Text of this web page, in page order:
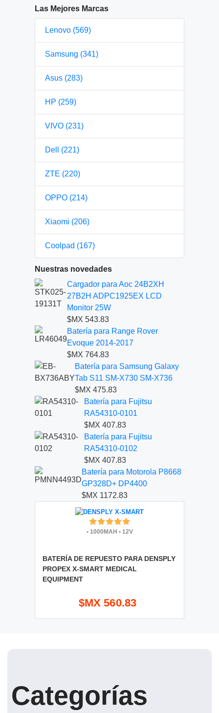
Las Mejores Marcas
Lenovo (569)
Samsung (341)
Asus (283)
HP (259)
VIVO (231)
Dell (221)
ZTE (220)
OPPO (214)
Xiaomi (206)
Coolpad (167)
Nuestras novedades
Cargador para Aoc 24B2XH
27B2H ADPC1925EX LCD
Monitor 25W
$MX 543.83
Batería para Range Rover
Evoque 2014-2017
$MX 764.83
Batería para Samsung Galaxy
Tab S11 SM-X730 SM-X736
$MX 475.83
Batería para Fujitsu
RA54310-0101
$MX 407.83
Batería para Fujitsu
RA54310-0102
$MX 407.83
Batería para Motorola P8668
GP328D+ DP4400
$MX 1172.83
•1000MAH •12V
BATERÍA DE REPUESTO PARA DENSPLY
PROPEX X-SMART MEDICAL
EQUIPMENT
$MX 560.83
Categorías